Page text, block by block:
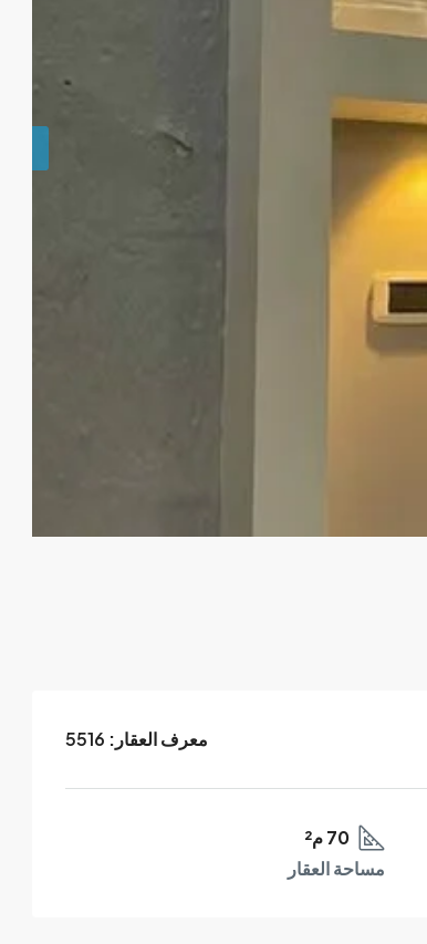
معرف العقار:
70 م²
مساحة العقار